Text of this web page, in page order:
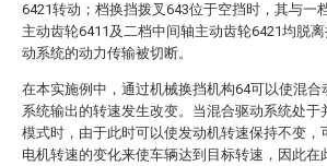
6421转动；档换挡拨叉643位于空挡时，其与一
主动齿轮6411及二档中间轴主动齿轮6421均脱
动系统的动力传输被切断。
在本实施例中，通过机械换挡机构64可以使混合
系统输出的转速发生改变。当混合驱动系统处于
模式时，由于此时可以使发动机转速保持不变，
电机转速的变化来使车辆达到目标转速，因此在